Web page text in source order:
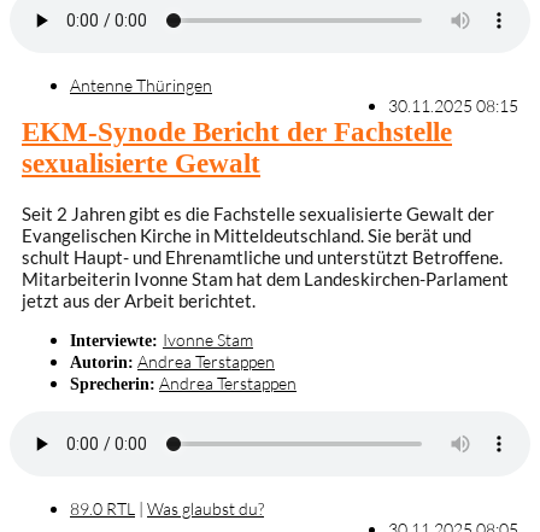
Antenne Thüringen
30.11.2025 08:15
EKM-Synode Bericht der Fachstelle
sexualisierte Gewalt
Seit 2 Jahren gibt es die Fachstelle sexualisierte Gewalt der
Evangelischen Kirche in Mitteldeutschland. Sie berät und
schult Haupt- und Ehrenamtliche und unterstützt Betroffene.
Mitarbeiterin Ivonne Stam hat dem Landeskirchen-Parlament
jetzt aus der Arbeit berichtet.
Interviewte: Ivonne Stam
Autorin: Andrea Terstappen
Sprecherin: Andrea Terstappen
89.0 RTL | Was glaubst du?